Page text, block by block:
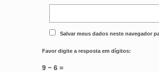
Salvar meus dados neste navegador
Favor digite a resposta em dígitos:
9 − 6 =